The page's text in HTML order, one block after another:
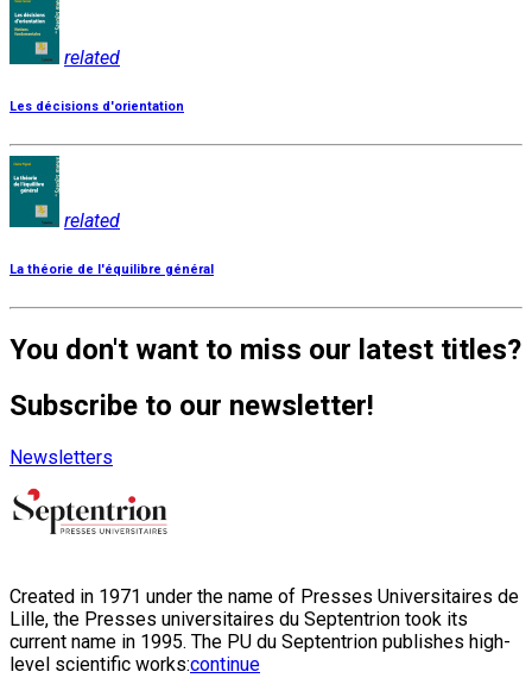
related
Les décisions d'orientation
related
La théorie de l'équilibre général
You don't want to miss our latest titles?
Subscribe to our newsletter!
Newsletters
Created in 1971 under the name of Presses Universitaires de
Lille, the Presses universitaires du Septentrion took its
current name in 1995. The PU du Septentrion publishes high-
level scientific works:continue